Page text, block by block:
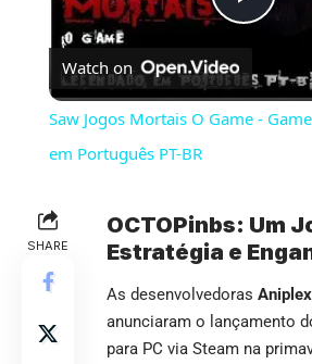
Play
Watch on
Saw Jogos Mortais O Game -
em Português PT-BR
SHARE
OCTOPinbs: Um
Estratégia e
As desenvolvedoras Aniplex
anunciaram o lançamento
para PC via Steam na